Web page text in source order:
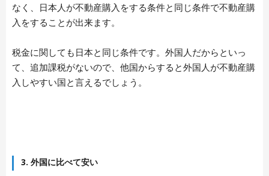
なく、日本人が不動産購入をする条件と同じ条件で不動産購
入をすることが出来ます。
税金に関しても日本と同じ条件です。外国人だからといっ
て、追加課税がないので、他国からすると外国人が不動産購
入しやすい国と言えるでしょう。
3. 外国に比べて安い